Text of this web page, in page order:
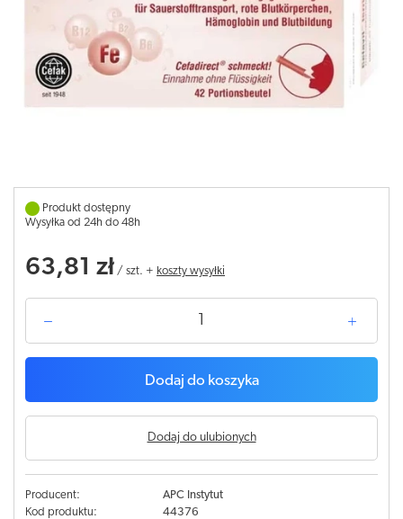
Produkt dostępny
Wysyłka od 24h do 48h
63,81 zł / szt. + koszty wysyłki
Dodaj do koszyka
Dodaj do ulubionych
Producent:
APC Instytut
Kod produktu:
44376